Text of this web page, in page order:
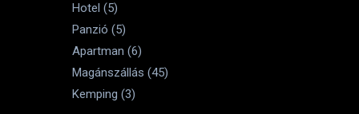
Hotel (5)
Panzió (5)
Apartman (6)
Magánszállás (45)
Kemping (3)